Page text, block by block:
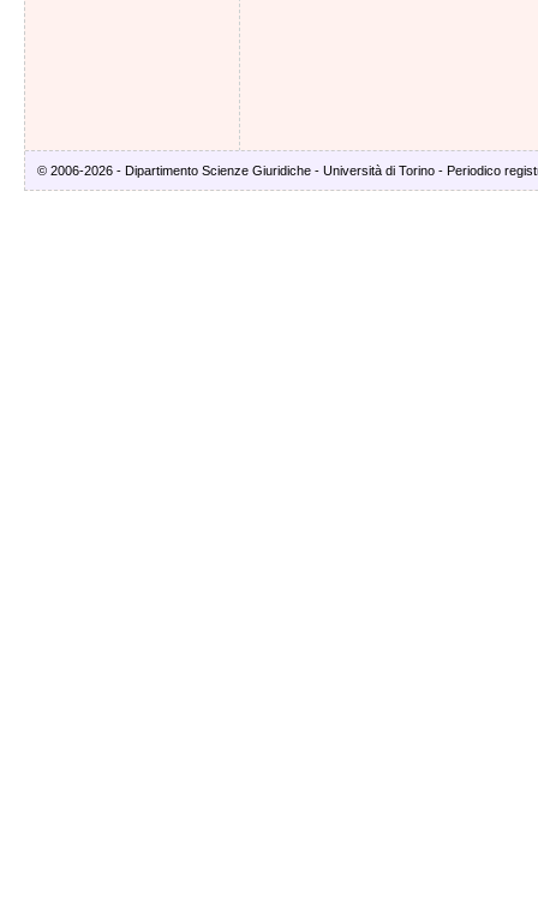
© 2006-2026 - Dipartimento Scienze Giuridiche - Università di Torino - Periodico